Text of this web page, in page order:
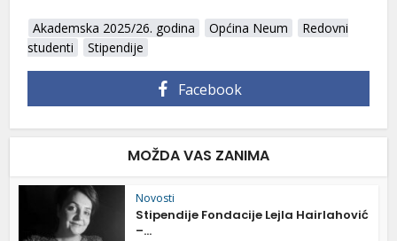
Akademska 2025/26. godina Općina Neum
Redovni
studenti
Stipendije
Facebook
MOŽDA VAS ZANIMA
Novosti
Stipendije Fondacije Lejla Hairlahović
–...